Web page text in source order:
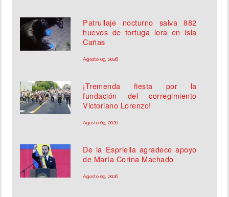
Patrullaje nocturno salva 882
huevos de tortuga lora en Isla
Cañas
Agosto 09, 2026
¡Tremenda fiesta por la
fundación del corregimiento
Victoriano Lorenzo!
Agosto 09, 2026
De la Espriella agradece apoyo
de María Corina Machado
Agosto 09, 2026